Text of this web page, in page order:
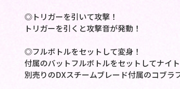
◎トリガーを引いて攻撃！
トリガーを引くと攻撃音が発動！
◎フルボトルをセットして変身！
付属のバットフルボトルをセットしてナイ
別売りのDXスチームブレード付属のコブラ